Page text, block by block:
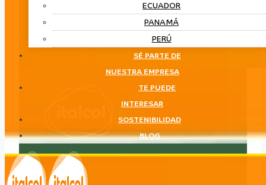
ECUADOR
PANAMÁ
PERÚ
SÉ PARTE DE
NUESTRA EMPRESA
TE PUEDE
INTERESAR
SOSTENIBILIDAD
BLOG
Ganadería